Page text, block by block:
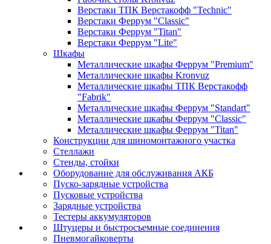
Верстаки ТПК Верстакофф "Technic"
Верстаки Феррум "Classic"
Верстаки Феррум "Titan"
Верстаки Феррум "Lite"
Шкафы
Металлические шкафы Феррум "Premium"
Металлические шкафы Kronvuz
Металлические шкафы ТПК Верстакофф
"Fabrik"
Металлические шкафы Феррум "Standart"
Металлические шкафы Феррум "Classic"
Металлические шкафы Феррум "Titan"
Конструкции для шиномонтажного участка
Стеллажи
Стенды, стойки
Оборудование для обслуживания АКБ
Пуско-зарядные устройства
Пусковые устройства
Зарядные устройства
Тестеры аккумуляторов
Штуцеры и быстросъемные соединения
Пневмогайковерты